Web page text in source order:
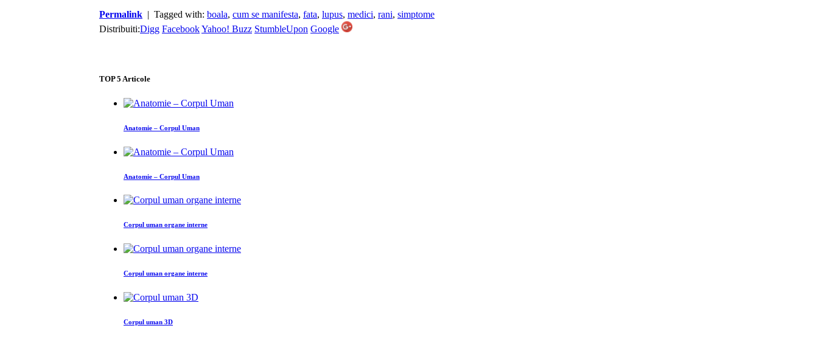
Permalink | Tagged with: boala, cum se manifesta, fata, lupus, medici, rani, simptome
Distribuiti:Digg FacebookYahoo! Buzz StumbleUpon Google
TOP5 Articole
Anatomie – Corpul Uman
Anatomie – Corpul Uman
Corpul uman organe interne
Corpul uman organe interne
Corpul uman 3D